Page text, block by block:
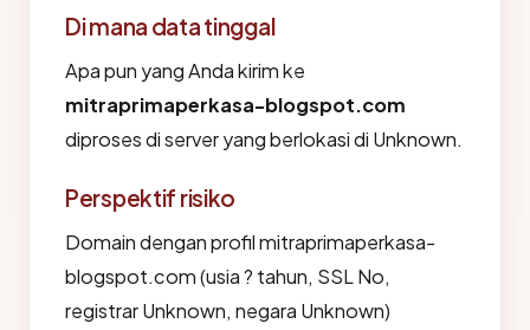
Di mana data tinggal
Apa pun yang Anda kirim ke
mitraprimaperkasa-blogspot.com
diproses di server yang berlokasi di Unknown.
Perspektif risiko
Domain dengan profil mitraprimaperkasa-
blogspot.com (usia ? tahun, SSL No,
registrar Unknown, negara Unknown)